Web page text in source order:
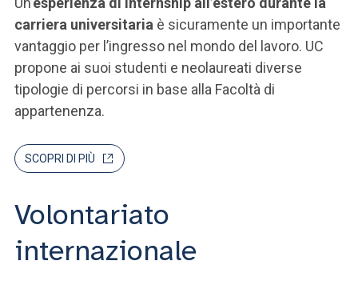
carriera universitaria è sicuramente un importante
vantaggio per l’ingresso nel mondo del lavoro. UC
propone ai suoi studenti e neolaureati diverse
tipologie di percorsi in base alla Facoltà di
appartenenza.
SCOPRI DI PIÙ
Volontariato
internazionale